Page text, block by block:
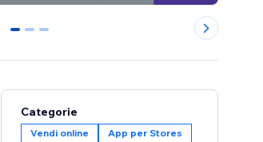
0 1 2
Categorie
Vendi online App per Stores